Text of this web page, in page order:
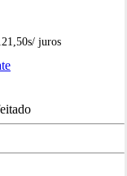
s/ juros